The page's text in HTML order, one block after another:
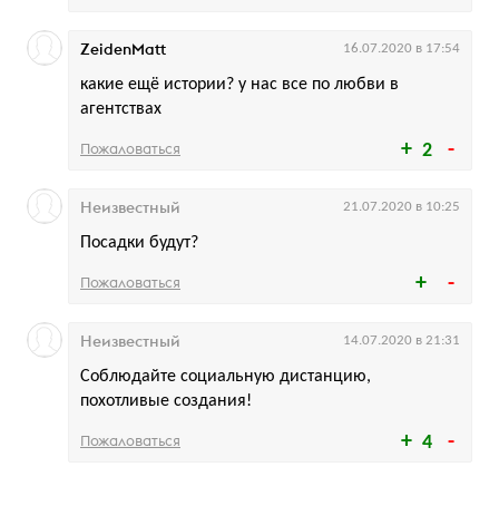
2
какие ещё истории? у нас все по любви в
агентствах
ZeidenMatt 16.07.2020 в 17:54
Пожаловаться
Посадки будут?
Неизвестный 21.07.2020 в 10:25
Пожаловаться
4
Соблюдайте социальную дистанцию,
похотливые создания!
Неизвестный 14.07.2020 в 21:31
Пожаловаться